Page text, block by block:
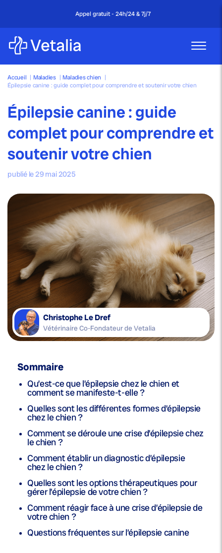
Appel gratuit - 24h/24 & 7j/7
Accueil | Maladies | Maladies chien |
Épilepsie canine : guide complet pour comprendre et soutenir votre chien
Christophe Le Dref
Vétérinaire Co-Fondateur de Vetalia
Sommaire
Qu’est-ce que l’épilepsie chez le chien et
comment se manifeste-t-elle ?
Quelles sont les différentes formes d’épilepsie
chez le chien ?
Comment se déroule une crise d’épilepsie chez
le chien ?
Comment établir un diagnostic d’épilepsie
chez le chien ?
Quelles sont les options thérapeutiques pour
gérer l’épilepsie de votre chien ?
Comment réagir face à une crise d’épilepsie de
votre chien ?
Questions fréquentes sur l’épilepsie canine
Épilepsie canine : guide
complet pour comprendre et
soutenir votre chien
publié le 29 mai 2025